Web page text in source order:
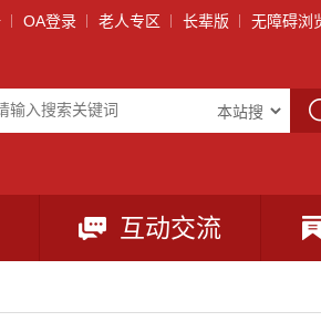
OA登录 老人专区 长辈版 无障碍浏
互动交流